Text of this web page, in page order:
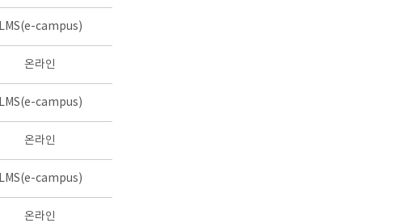
LMS(e-campus)
온라인
LMS(e-campus)
온라인
LMS(e-campus)
온라인